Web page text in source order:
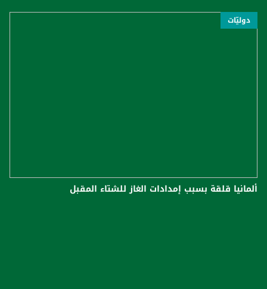
دوليّات
ألمانيا قلقة بسبب إمدادات الغاز للشتاء المقبل